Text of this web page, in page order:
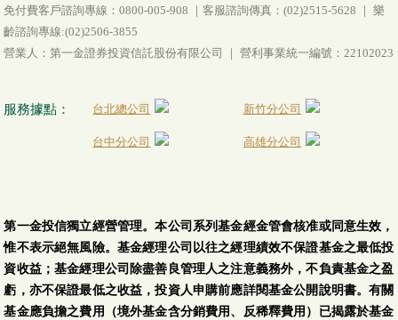
免付費客戶諮詢專線：0800-005-908 ｜客服諮詢傳真：(02)2515-5628 ｜ 樂
齡諮詢專線:(02)2506-3855
營業人：第一金證券投資信託股份有限公司 ｜ 營利事業統一編號：22102023
服務據點： 台北總公司 新竹分公司
台中分公司 高雄分公司
第一金投信獨立經營管理。本公司系列基金經金管會核准或同意生效，
惟不表示絕無風險。基金經理公司以往之經理績效不保證基金之最低投
資收益；基金經理公司除盡善良管理人之注意義務外，不負責基金之盈
虧，亦不保證最低之收益，投資人申購前應詳閱基金公開說明書。有關
基金應負擔之費用（境外基金含分銷費用、反稀釋費用）已揭露於基金